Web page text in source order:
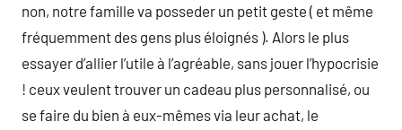
non, notre famille va posseder un petit geste ( et même
fréquemment des gens plus éloignés ). Alors le plus
essayer d’allier l’utile à l’agréable, sans jouer l’hypocrisie
! ceux veulent trouver un cadeau plus personnalisé, ou
se faire du bien à eux-mêmes via leur achat, le